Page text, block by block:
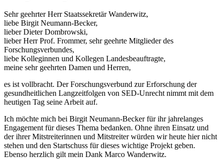
Sehr geehrter Herr Staatssekretär Wanderwitz,
liebe Birgit Neumann-Becker,
lieber Dieter Dombrowski,
lieber Herr Prof. Frommer, sehr geehrte Mitglieder des
Forschungsverbundes,
liebe Kolleginnen und Kollegen Landesbeauftragte,
meine sehr geehrten Damen und Herren,
es ist vollbracht. Der Forschungsverbund zur Erforschung der
gesundheitlichen Langzeitfolgen von SED-Unrecht nimmt mit dem
heutigen Tag seine Arbeit auf.
Ich möchte mich bei Birgit Neumann-Becker für ihr jahrelanges
Engagement für dieses Thema bedanken. Ohne ihren Einsatz und
der ihrer Mitstreiterinnen und Mitstreiter würden wir heute hier nicht
stehen und den Startschuss für dieses wichtige Projekt geben.
Ebenso herzlich gilt mein Dank Marco Wanderwitz.